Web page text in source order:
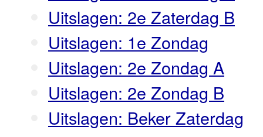
Uitslagen: 2e Zaterdag B
Uitslagen: 1e Zondag
Uitslagen: 2e Zondag A
Uitslagen: 2e Zondag B
Uitslagen: Beker Zaterdag